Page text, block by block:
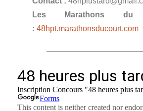
Les Marathons du
: 48hpt.marathonsducourt.com